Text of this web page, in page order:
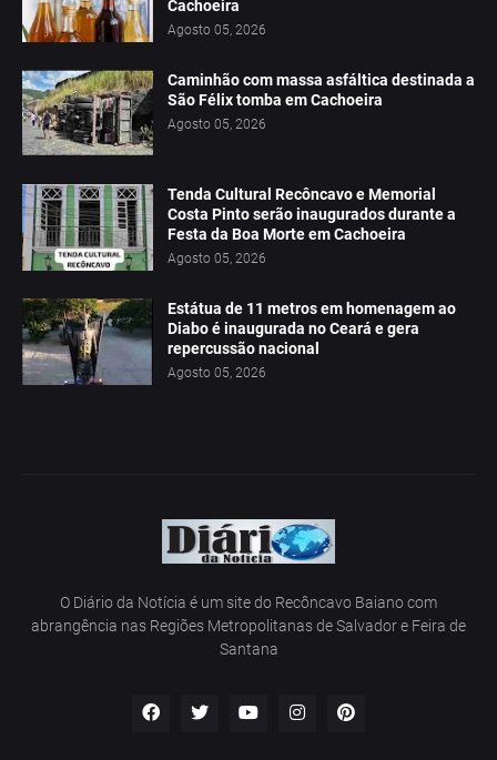
Cachoeira
Agosto 05, 2026
Caminhão com massa asfáltica destinada a
São Félix tomba em Cachoeira
Agosto 05, 2026
Tenda Cultural Recôncavo e Memorial
Costa Pinto serão inaugurados durante a
Festa da Boa Morte em Cachoeira
Agosto 05, 2026
Estátua de 11 metros em homenagem ao
Diabo é inaugurada no Ceará e gera
repercussão nacional
Agosto 05, 2026
O Diário da Notícia é um site do Recôncavo Baiano com
abrangência nas Regiões Metropolitanas de Salvador e Feira de
Santana